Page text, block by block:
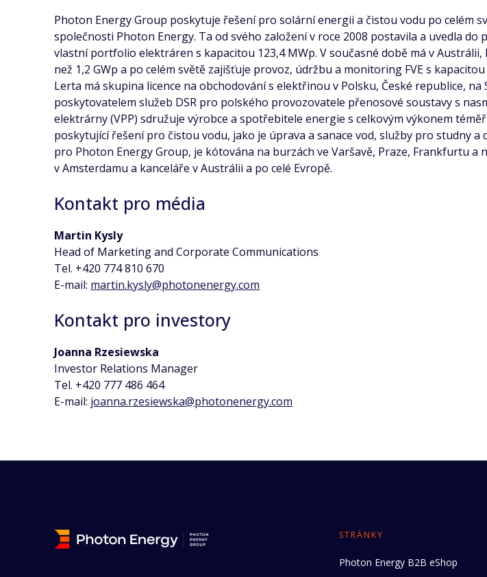
Photon Energy Group poskytuje řešení pro solární energii a čistou vodu po celém
společnosti Photon Energy. Ta od svého založení v roce 2008 postavila a uvedla
vlastní portfolio elektráren s kapacitou 123,4 MWp. V současné době má v
než 1,2 GWp a po celém světě zajišťuje provoz, údržbu a monitoring FVE s
Lerta má skupina licence na obchodování s elektřinou v Polsku, České republice,
poskytovatelem služeb DSR pro polského provozovatele přenosové soustavy s
elektrárny (VPP) sdružuje výrobce a spotřebitele energie s celkovým výkonem
poskytující řešení pro čistou vodu, jako je úprava a sanace vod, služby pro studny
pro Photon Energy Group, je kótována na burzách ve Varšavě, Praze, Frankfurtu
v Amsterdamu a kanceláře v Austrálii a po celé Evropě.
Kontakt pro média
Martin Kysly
Head of Marketing and Corporate Communications
Tel. +420 774 810 670
E-mail: martin.kysly@photonenergy.com
Kontakt pro investory
Joanna Rzesiewska
Investor Relations Manager
Tel. +420 777 486 464
E-mail: joanna.rzesiewska@photonenergy.com
STRÁNKY
Photon Energy B2B eShop